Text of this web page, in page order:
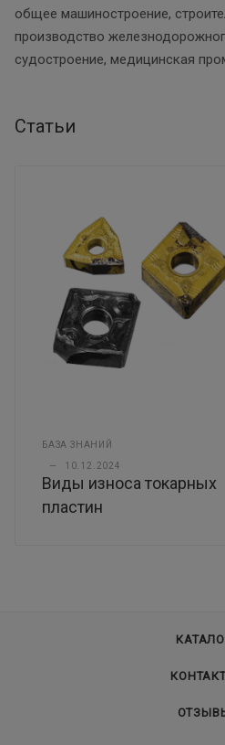
общее машиностроение,
производство
судостроение, медицинская
Статьи
БАЗА ЗНАНИЙ
— 10.12.2024
Виды износа токарных
пластин